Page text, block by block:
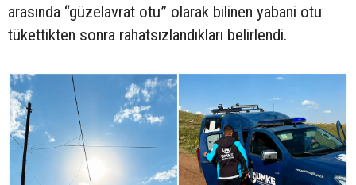
arasında “güzelavrat otu” olarak bilinen yabani otu
tükettikten sonra rahatsızlandıkları belirlendi.